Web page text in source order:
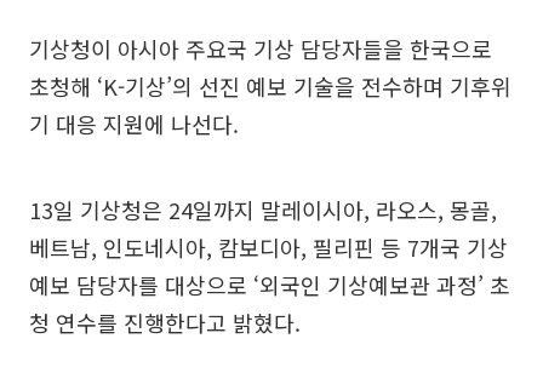
기상청이 아시아 주요국 기상 담당자들을 한국으로
초청해 ‘K-기상’의 선진 예보 기술을 전수하며 기후위
기 대응 지원에 나선다.
13일 기상청은 24일까지 말레이시아, 라오스, 몽골,
베트남, 인도네시아, 캄보디아, 필리핀 등 7개국 기상
예보 담당자를 대상으로 ‘외국인 기상예보관 과정’ 초
청 연수를 진행한다고 밝혔다.